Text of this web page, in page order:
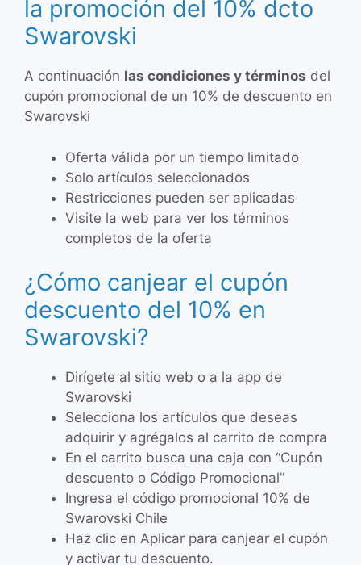
la promoción del 10% dcto
Swarovski
A continuación las condiciones y términos del
cupón promocional de un 10% de descuento en
Swarovski
Oferta válida por un tiempo limitado
Solo artículos seleccionados
Restricciones pueden ser aplicadas
Visite la web para ver los términos
completos de la oferta
¿Cómo canjear el cupón
descuento del 10% en
Swarovski?
Dirígete al sitio web o a la app de
Swarovski
Selecciona los artículos que deseas
adquirir y agrégalos al carrito de compra
En el carrito busca una caja con “Cupón
descuento o Código Promocional”
Ingresa el código promocional 10% de
Swarovski Chile
Haz clic en Aplicar para canjear el cupón
y activar tu descuento.